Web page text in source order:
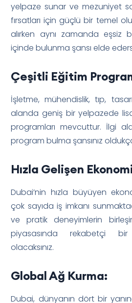
yelpaze sunar ve mezuniyet
fırsatları için güçlü bir temel
alırken aynı zamanda eşsiz
içinde bulunma şansı elde
Çeşitli Eğitim
İşletme, mühendislik, tıp,
alanda geniş bir yelpazede
programları mevcuttur. İlgi
program bulma şansınız
Hızla Gelişen
Dubai’nin hızla büyüyen
çok sayıda iş imkanı
ve pratik deneyimlerin
piyasasında rekabetçi
olacaksınız.
Global Ağ Kurma:
Dubai, dünyanın dört bir